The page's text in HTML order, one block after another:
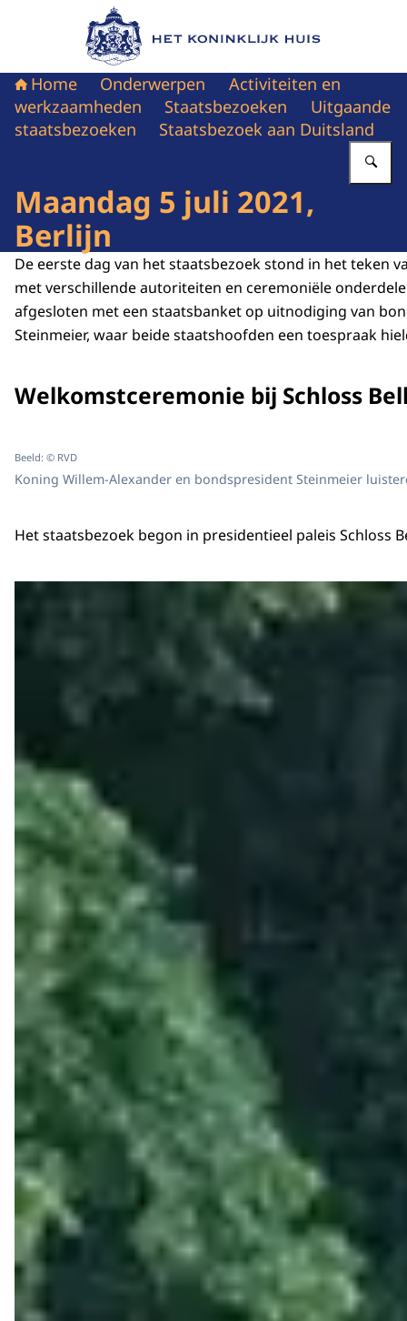
Naar de homepage van Het Koninklijk Huis
Home Onderwerpen
Activiteiten en
werkzaamheden
Staatsbezoeken
Uitgaande
staatsbezoeken
Staatsbezoek aan Duitsland
Maandag 5 juli 2021,
Berlijn
De eerste dag van het staatsbezoek stond in het teken
met verschillende autoriteiten en ceremoniële
afgesloten met een staatsbanket op uitnodiging van
Steinmeier, waar beide staatshoofden een toespraak
Welkomstceremonie bij Schloss
Beeld: © RVD
Koning Willem-Alexander en bondspresident Steinmeier
Het staatsbezoek begon in presidentieel paleis Schloss